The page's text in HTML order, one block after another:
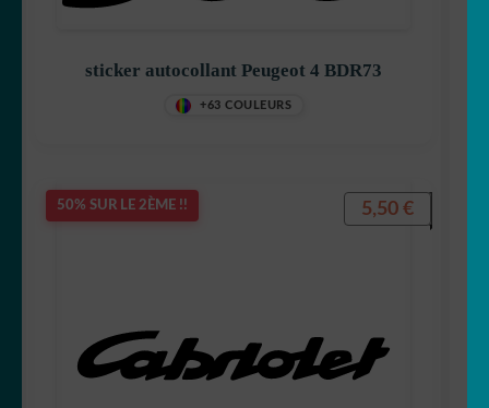
sticker autocollant Peugeot 4 BDR73
+63 COULEURS
50% SUR LE 2ÈME !! 5,50 €